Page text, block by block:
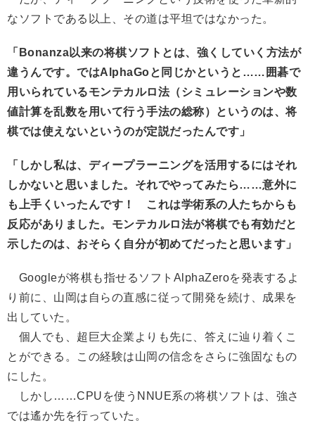
なソフトである以上、その道は平坦ではなかった。
「Bonanza以来の将棋ソフトとは、強くしていく方法が
違うんです。ではAlphaGoと同じかというと……囲碁で
用いられているモンテカルロ法（シミュレーションや数
値計算を乱数を用いて行う手法の総称）というのは、将
棋では使えないというのが定説だったんです」
「しかし私は、ディープラーニングを活用するにはそれ
しかないと思いました。それでやってみたら……意外に
も上手くいったんです！ これは学術系の人たちからも
反応がありました。モンテカルロ法が将棋でも有効だと
示したのは、おそらく自分が初めてだったと思います」
Googleが将棋も指せるソフトAlphaZeroを発表するよ
り前に、山岡は自らの直感に従って開発を続け、成果を
出していた。
個人でも、超巨大企業よりも先に、答えに辿り着くこ
とができる。この経験は山岡の信念をさらに強固なもの
にした。
しかし……CPUを使うNNUE系の将棋ソフトは、強さ
では遙か先を行っていた。